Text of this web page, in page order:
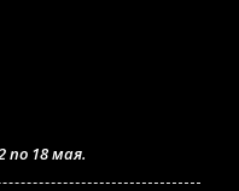
по 18 мая.